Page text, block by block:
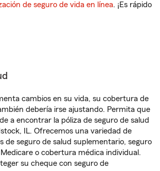
de seguro de vida en línea. ¡Es rápido
cambios en su vida, su cobertura de
debería irse ajustando. Permita que
a encontrar la póliza de seguro de salud
IL. Ofrecemos una variedad de
de seguro de salud suplementario, seguro
o cobertura médica individual.
su cheque con seguro de